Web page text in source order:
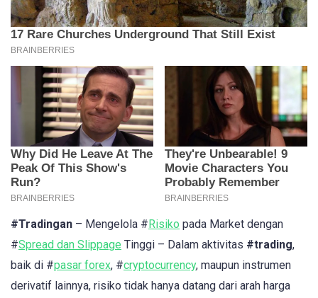
#Tradingan – Mengelola #Risiko pada Market dengan
#Spread dan Slippage Tinggi – Dalam aktivitas #trading,
baik di #pasar forex, #cryptocurrency, maupun instrumen
derivatif lainnya, risiko tidak hanya datang dari arah harga